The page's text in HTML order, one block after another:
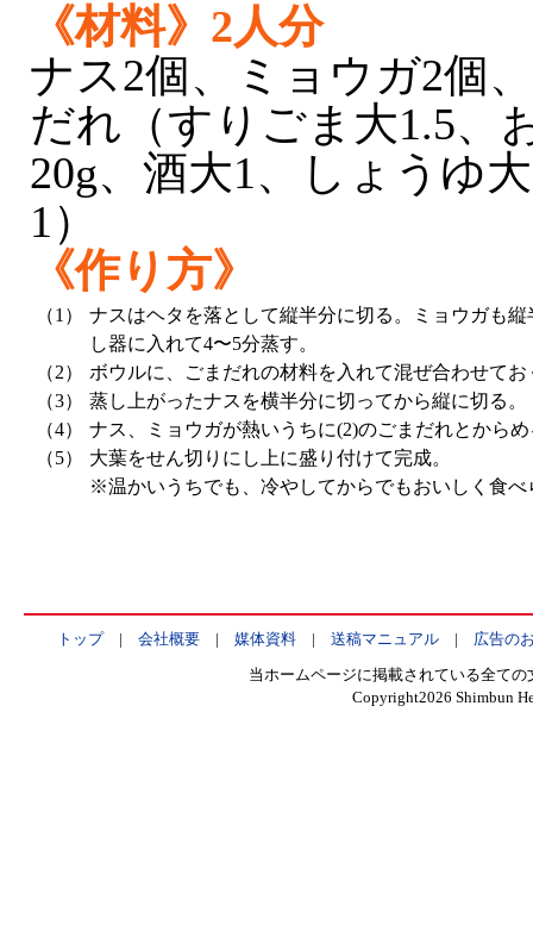
《材料》2人分
ナス2個、ミョウガ2個
だれ（すりごま大1.5、
20g、酒大1、しょうゆ
1）
《作り方》
（1）
ナスはヘタを落として縦半分に切る。ミョウガも
し器に入れて4〜5分蒸す。
（2）
ボウルに、ごまだれの材料を入れて混ぜ合わせてお
（3）
蒸し上がったナスを横半分に切ってから縦に切る。
（4）
ナス、ミョウガが熱いうちに(2)のごまだれとから
（5）
大葉をせん切りにし上に盛り付けて完成。
※温かいうちでも、冷やしてからでもおいしく食べ
トップ| 会社概要| 媒体資料| 送稿マニュアル| 広告の
当ホームページに掲載されている全て
Copyright2026 Shimbun